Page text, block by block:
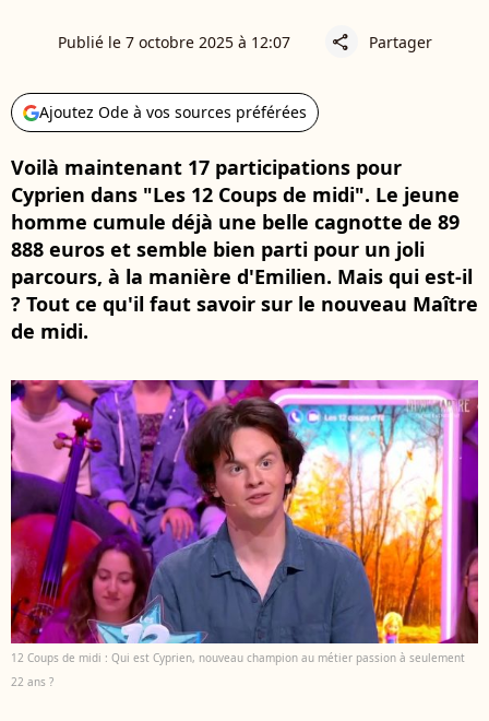
Publié le 7 octobre 2025 à 12:07 share Partager
Ajoutez Ode à vos sources préférées
Voilà maintenant 17 participations pour
Cyprien dans "Les 12 Coups de midi". Le jeune
homme cumule déjà une belle cagnotte de 89
888 euros et semble bien parti pour un joli
parcours, à la manière d'Emilien. Mais qui est-il
? Tout ce qu'il faut savoir sur le nouveau Maître
de midi.
12 Coups de midi : Qui est Cyprien, nouveau champion au métier passion à seulement
22 ans ?